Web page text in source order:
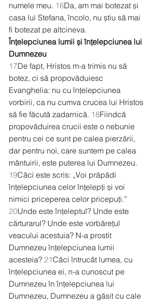
numele meu. 16Da, am mai botezat și
casa lui Stefana, încolo, nu știu să mai
fi botezat pe altcineva.
Înțelepciunea lumii și înțelepciunea lui
Dumnezeu
17De fapt, Hristos m-a trimis nu să
botez, ci să propovăduiesc
Evanghelia: nu cu înțelepciunea
vorbirii, ca nu cumva crucea lui Hristos
să fie făcută zadarnică. 18Fiindcă
propovăduirea crucii este o nebunie
pentru cei ce sunt pe calea pierzării,
dar pentru noi, care suntem pe calea
mântuirii, este puterea lui Dumnezeu.
19Căci este scris: „Voi prăpădi
înțelepciunea celor înțelepți și voi
nimici priceperea celor pricepuți.”
20Unde este înțeleptul? Unde este
cărturarul? Unde este vorbărețul
veacului acestuia? N-a prostit
Dumnezeu înțelepciunea lumii
acesteia? 21Căci întrucât lumea, cu
înțelepciunea ei, n-a cunoscut pe
Dumnezeu în înțelepciunea lui
Dumnezeu, Dumnezeu a găsit cu cale